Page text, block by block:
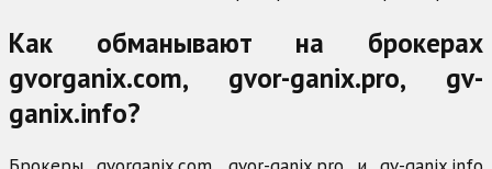
Как обманывают на брокерах
gvorganix.com, gvor-ganix.pro, gv-
ganix.info?